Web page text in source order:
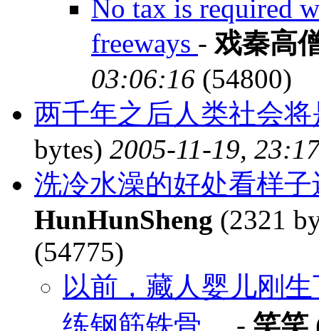
No tax is required
freeways - 戏秦高
03:06:16 (54800)
两千年之后人类社会
bytes) 2005-11-19,
洗冷水澡的好处看样
HunHunSheng (2321
(54775)
以前，藏人婴儿刚